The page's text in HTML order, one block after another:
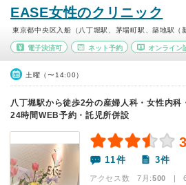
EASE女性のクリニック
東京都中央区入船（八丁堀駅、茅場町駅、築地駅（
電子決済可 ネット予約 オンライン
土曜（〜14:00）
八丁堀駅から徒歩2分の産婦人科・女性内科
24時間WEB予約・託児所併設
11件 3件
アクセス数 7月:500 | 6